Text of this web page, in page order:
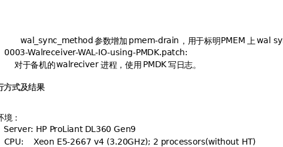
(6*6"& 参数增加 #& ，用于标明  上
:A ?-3#2
对于备机的(A 进程，使用  写日志。
方式及结果
境：
;A2B":C
%2$")CC7A=+:3)BD,E)#""+("-B/,